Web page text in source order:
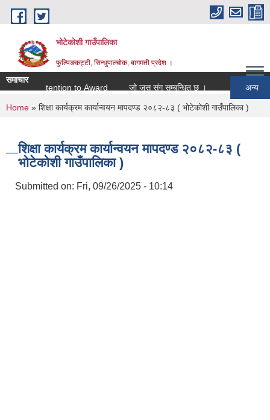
Skip to main content
भोटेकोशी गाउँपालिका
फुल्पिङकट्टी, सिन्धुपाल्चोक, बागमती प्रदेश ।
समाचार
Intention to Award
जो जस संग सम्बन्धित छ ।
You are here
Home » शिक्षा कार्यक्रम कार्यान्वयन मापदण्ड २०८२-८३ ( भोटेकोशी गाउँपालिका )
शिक्षा कार्यक्रम कार्यान्वयन मापदण्ड २०८२-८३ (
भोटेकोशी गाउँपालिका )
Submitted on: Fri, 09/26/2025 - 10:14